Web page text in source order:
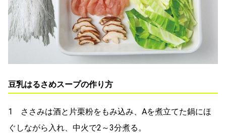
豆乳はるさめスープの作り方
1 ささみは酒と片栗粉をもみ込み、Aを煮立てた鍋にほ
ぐしながら入れ、中火で2～3分煮る。